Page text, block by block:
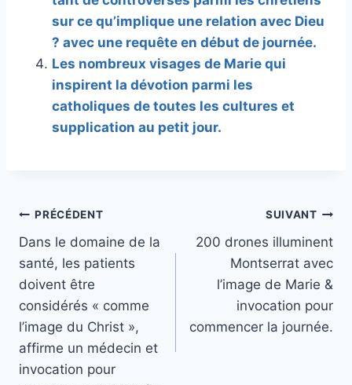
sur ce qu’implique une relation avec Dieu
? avec une requête en début de journée.
Les nombreux visages de Marie qui
inspirent la dévotion parmi les
catholiques de toutes les cultures et
supplication au petit jour.
Navigation
de
l’article
PRÉCÉDENT
Dans le domaine de la
santé, les patients
doivent être
considérés « comme
l’image du Christ »,
affirme un médecin et
invocation pour
SUIVANT
200 drones illuminent
Montserrat avec
l’image de Marie &
invocation pour
commencer la journée.